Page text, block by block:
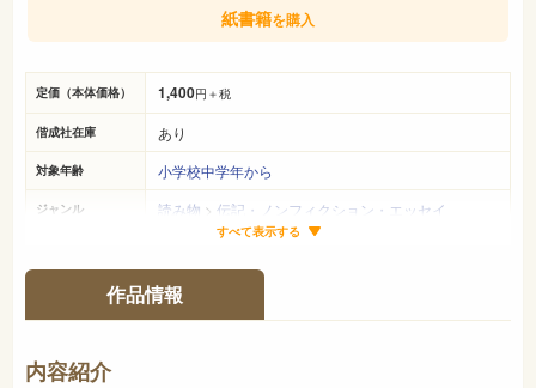
定価（本体価格） 1,400円＋税
偕成社在庫 あり
対象年齢 小学校中学年から
ジャンル 読み物 > 伝記・ノンフィクション・エッセイ
158ページ
ISBN 978-4-03-645030-5
NDC
すべて表示する
紙書籍を購入
作品情報
内容紹介